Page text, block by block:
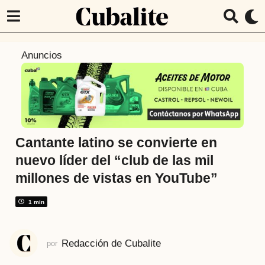
t
á
s
8
o
Anuncios
Cantante latino se convierte en
nuevo líder del “club de las mil
millones de vistas en YouTube”
1 min
por Redacción de Cubalite